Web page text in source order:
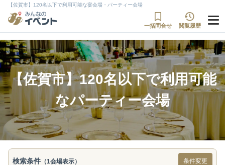
【佐賀市】120名以下で利用可能な宴会場・パーティー会場
一括問合せ 閲覧履歴
【佐賀市】120名以下で利用可能
なパーティー会場
検索条件 （1会場表示） 条件変更